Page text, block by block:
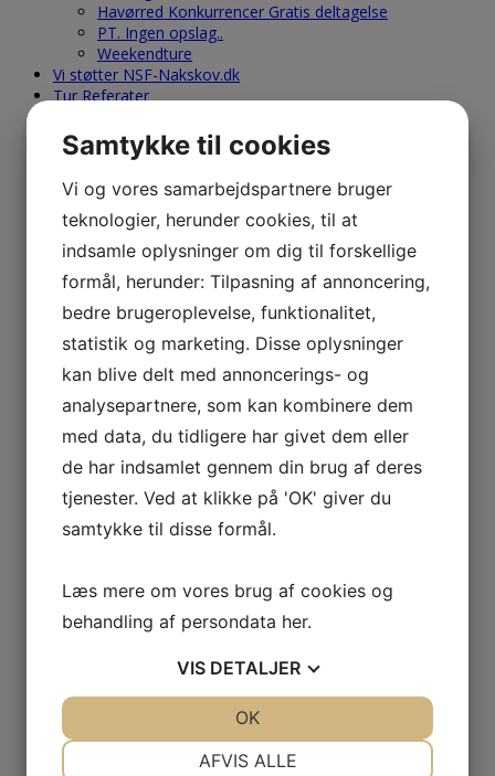
Havørred Konkurrencer Gratis deltagelse
PT. Ingen opslag..
Weekendture
Vi støtter NSF-Nakskov.dk
Tur Referater
Medlems Rapporter
Ny Medlems Rapport
Nakskov Torskefestival-Ref.-Galleri
2020 – 2021
2019
2018
2017
2016
2015
2014
2013
2012
2011
2010
2009
2007
2006
2004
2025
2024
2020
2018
Samtykke til cookies
Vi og vores samarbejdspartnere bruger
teknologier, herunder cookies, til at
indsamle oplysninger om dig til forskellige
formål, herunder: Tilpasning af annoncering,
bedre brugeroplevelse, funktionalitet,
statistik og marketing. Disse oplysninger
kan blive delt med annoncerings- og
analysepartnere, som kan kombinere dem
med data, du tidligere har givet dem eller
de har indsamlet gennem din brug af deres
tjenester. Ved at klikke på 'OK' giver du
samtykke til disse formål.
Læs mere om vores brug af cookies og
behandling af persondata her.
VIS DETALJER
AFVIS ALLE
OK